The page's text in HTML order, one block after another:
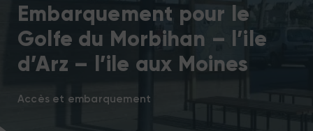
Embarquement pour le
Golfe du Morbihan – l’ile
d’Arz – l’ile aux Moines
Accès et embarquement